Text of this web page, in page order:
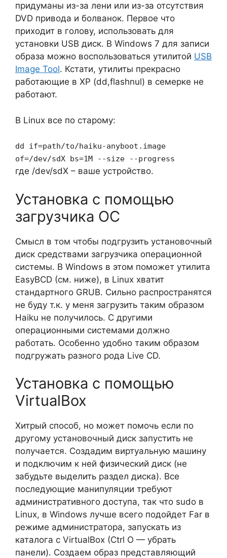
придуманы из-за лени или из-за отсутствия
DVD привода и болванок. Первое что
приходит в голову, использовать для
установки USB диск. В Windows 7 для записи
образа можно воспользоваться утилитой USB
Image Tool. Кстати, утилиты прекрасно
работающие в XP (dd,flashnul) в семерке не
работают.
В Linux все по старому:
dd if=path/to/haiku-anyboot.image
of=/dev/sdX bs=1M --size --progress
где /dev/sdX – ваше устройство.
Установка с помощью
загрузчика ОС
Смысл в том чтобы подгрузить установочный
диск средствами загрузчика операционной
системы. В Windows в этом поможет утилита
EasyBCD (см. ниже), в Linux хватит
стандартного GRUB. Сильно распространятся
не буду т.к. у меня загрузить таким образом
Haiku не получилось. С другими
операционными системами должно
работать. Особенно удобно таким образом
подгружать разного рода Live CD.
Установка с помощью
VirtualBox
Хитрый способ, но может помочь если по
другому установочный диск запустить не
получается. Создадим виртуальную машину
и подключим к ней физический диск (не
забудьте выделить раздел диска). Все
последующие манипуляции требуют
административного доступа, так что sudo в
Linux, в Windows лучше всего подойдет Far в
режиме администратора, запускать из
каталога с VirtualBox (Ctrl O — убрать
панели). Создаем образ представляющий